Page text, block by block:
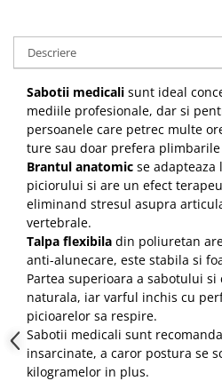
Descriere
Sabotii medicali sunt ideal
mediile profesionale, dar si
persoanele care petrec multe
ture sau doar prefera
Brantul anatomic se adapteaza
piciorului si are un efect
eliminand stresul asupra
vertebrale.
Talpa flexibila din poliuretan
anti-alunecare, este stabila si
Partea superioara a sabotului
naturala, iar varful inchis cu
picioarelor sa respire.
Sabotii medicali sunt
insarcinate, a caror postura se
kilogramelor in plus.